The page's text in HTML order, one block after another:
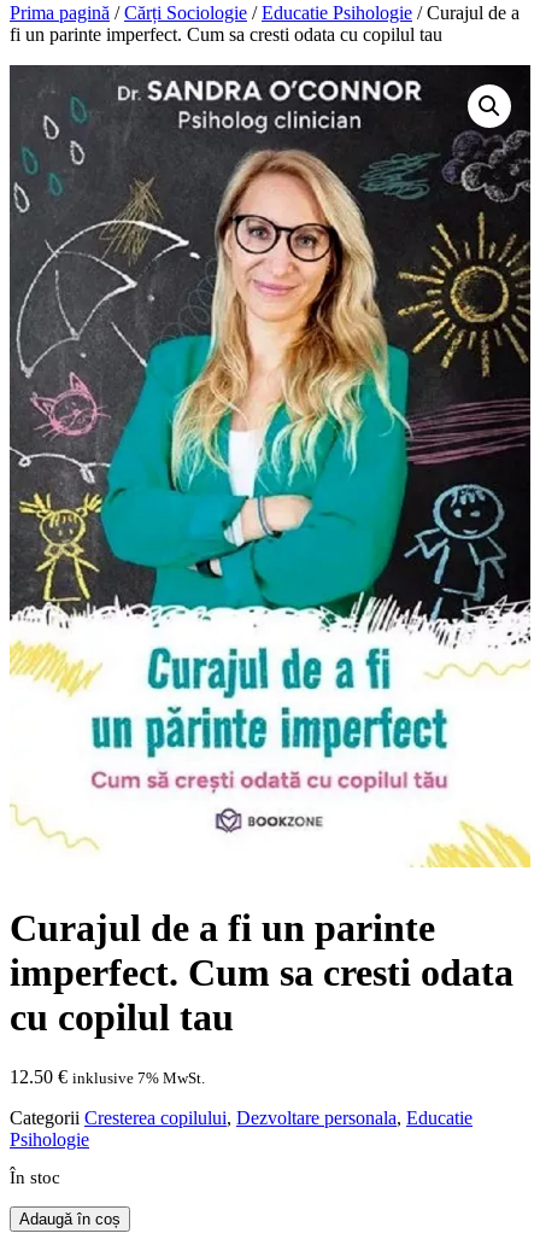
Prima pagină /Cărți Sociologie /Educatie Psihologie / Curajul de a
fi un parinte imperfect. Cum sa cresti odata cu copilul tau
Curajul de a fi un parinte
imperfect. Cum sa cresti odata
cu copilul tau
12.50 € inklusive 7% MwSt.
Categorii Cresterea copilului, Dezvoltare personala, Educatie
Psihologie
În stoc
Cantitate
Adaugă în coș